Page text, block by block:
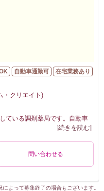
自動車通勤可 在宅業務あり
・クリエイト)
ている調剤薬局です。自動車
[続きを読む]
問い合わせる
よって募集終了の場合もございます。